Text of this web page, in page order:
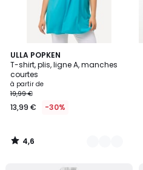
ULLA POPKEN
T-shirt, plis, ligne A, manches
courtes
à partir de
19,99 €
13,99 € -30%
4,6
/ 5
32
Couleurs
4,6
/